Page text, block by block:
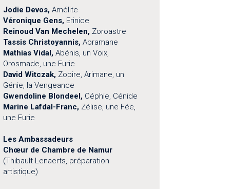
Jodie Devos,Amélite
Véronique Gens, Erinice
Reinoud Van Mechelen, Zoroastre
Tassis Christoyannis, Abramane
Mathias Vidal,Abénis, un Voix,
Orosmade, une Furie
David Witczak, Zopire, Arimane, un
Génie, la Vengeance
Gwendoline Blondeel, Céphie, Cénide
Marine Lafdal-Franc, Zélise, une Fée,
une Furie
Les Ambassadeurs
Chœ​ur de Chambre de Namur
(Thibault Lenaerts, préparation
artistique)